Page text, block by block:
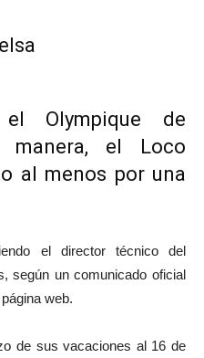
Olympique de
manera, el Loco
al menos por una
el director técnico del
según un comunicado oficial
web.
de sus vacaciones al 16 de